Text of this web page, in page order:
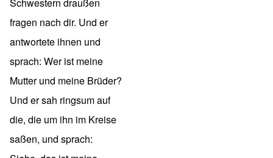
Schwestern draußen
fragen nach dir. Und er
antwortete ihnen und
sprach: Wer ist meine
Mutter und meine Brüder?
Und er sah ringsum auf
die, die um ihn im Kreise
saßen, und sprach: